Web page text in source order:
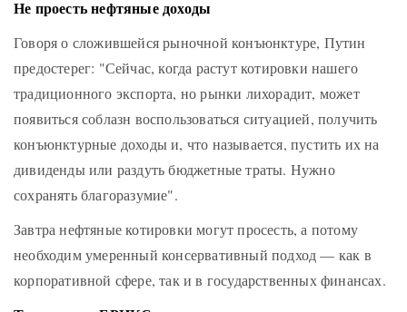
Не проесть нефтяные доходы
Говоря о сложившейся рыночной конъюнктуре, Путин
предостерег: "Сейчас, когда растут котировки нашего
традиционного экспорта, но рынки лихорадит, может
появиться соблазн воспользоваться ситуацией, получить
конъюнктурные доходы и, что называется, пустить их на
дивиденды или раздуть бюджетные траты. Нужно
сохранять благоразумие".
Завтра нефтяные котировки могут просесть, а потому
необходим умеренный консервативный подход — как в
корпоративной сфере, так и в государственных финансах.